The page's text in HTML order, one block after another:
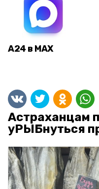
А24 в MAX
Астраханцам
уРЫБнуться